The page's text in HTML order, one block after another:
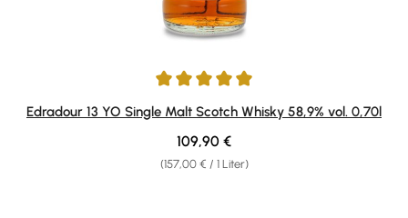
Durchschnittliche Bewertung von 5 von 5 Sternen
Edradour 13 YO Single Malt Scotch Whisky 58,9% vol. 0,70l
(157,00 € / 1 Liter)
Regulärer Preis:
109,90 €